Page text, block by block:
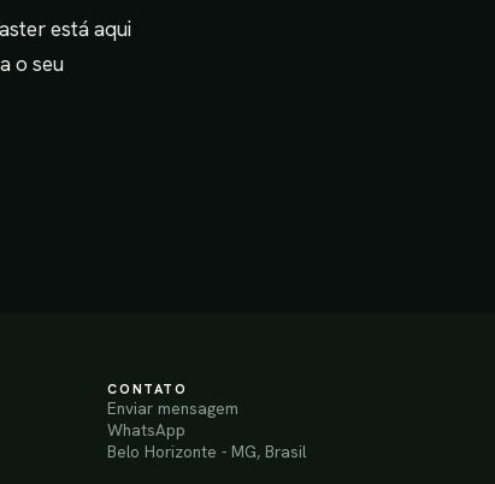
está aqui
o seu
CONTATO
Enviar mensagem
WhatsApp
Belo Horizonte - MG, Brasil